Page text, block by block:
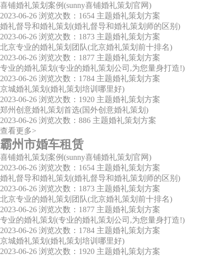
喜铺婚礼策划案例(sunny喜铺婚礼策划官网)
2023-06-26 浏览次数：1654 主题婚礼策划方案
婚礼督导和婚礼策划(婚礼督导和婚礼策划师的区别)
2023-06-26 浏览次数：1873 主题婚礼策划方案
北京专业的婚礼策划团队(北京婚礼策划前十排名)
2023-06-26 浏览次数：1877 主题婚礼策划方案
专业的婚礼策划(专业的婚礼策划公司,为您量身打造!)
2023-06-26 浏览次数：1784 主题婚礼策划方案
京城婚礼策划(婚礼策划培训哪里好)
2023-06-26 浏览次数：1920 主题婚礼策划方案
郑州创意婚礼策划首选(国外创意婚礼策划)
2023-06-26 浏览次数：886 主题婚礼策划方案
查看更多>
霸州市婚车租赁
喜铺婚礼策划案例(sunny喜铺婚礼策划官网)
2023-06-26 浏览次数：1654 主题婚礼策划方案
婚礼督导和婚礼策划(婚礼督导和婚礼策划师的区别)
2023-06-26 浏览次数：1873 主题婚礼策划方案
北京专业的婚礼策划团队(北京婚礼策划前十排名)
2023-06-26 浏览次数：1877 主题婚礼策划方案
专业的婚礼策划(专业的婚礼策划公司,为您量身打造!)
2023-06-26 浏览次数：1784 主题婚礼策划方案
京城婚礼策划(婚礼策划培训哪里好)
2023-06-26 浏览次数：1920 主题婚礼策划方案